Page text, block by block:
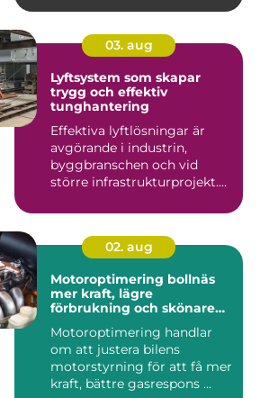
03. aug
Lyftsystem som skapar
trygg och effektiv
tunghantering
Effektiva lyftlösningar är
avgörande i industrin,
byggbranschen och vid
större infrastrukturprojekt....
02. aug
Motoroptimering bollnäs
mer kraft, lägre
förbrukning och skönare
Motoroptimering handlar
om att justera bilens
motorstyrning för att få mer
kraft, bättre gasrespons ...